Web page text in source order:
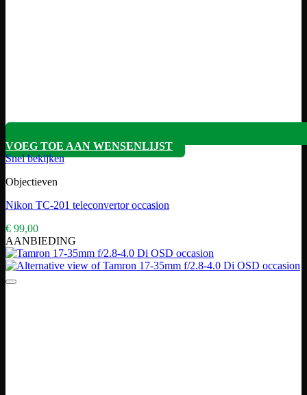
VOEG TOE AAN WENSENLIJST
Snel bekijken
Objectieven
Nikon TC-201 teleconvertor occasion
€ 99,00
AANBIEDING